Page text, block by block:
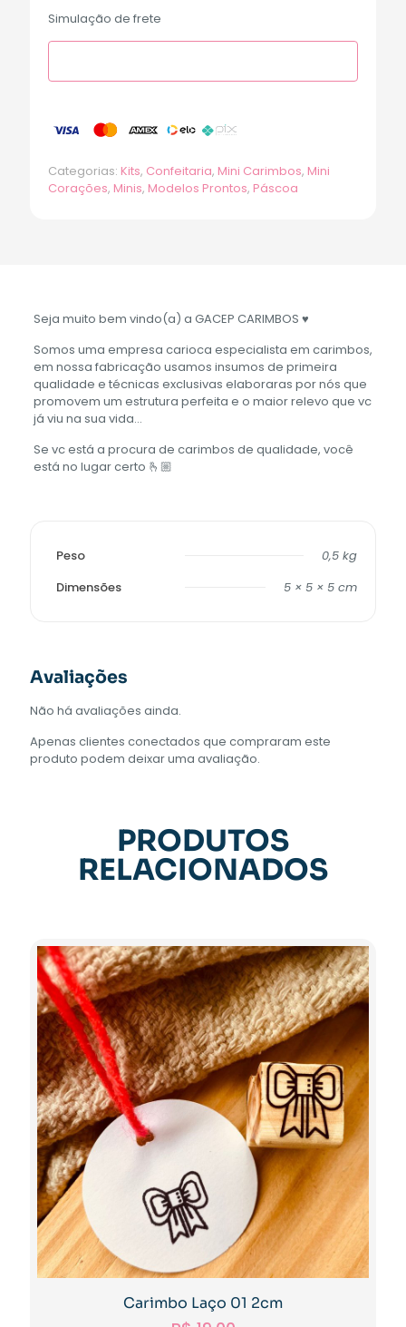
Simulação de frete
Categorias: Kits, Confeitaria, Mini Carimbos, Mini
Corações, Minis, Modelos Prontos, Páscoa
Seja muito bem vindo(a) a GACEP CARIMBOS ♥️
Somos uma empresa carioca especialista em carimbos,
em nossa fabricação usamos insumos de primeira
qualidade e técnicas exclusivas elaboraras por nós que
promovem um estrutura perfeita e o maior relevo que vc
já viu na sua vida…
Se vc está a procura de carimbos de qualidade, você
está no lugar certo 🫰🏼
Peso
0,5 kg
Dimensões
5 × 5 × 5 cm
Avaliações
Não há avaliações ainda.
Apenas clientes conectados que compraram este
produto podem deixar uma avaliação.
PRODUTOS
RELACIONADOS
Carimbo Laço 01 2cm